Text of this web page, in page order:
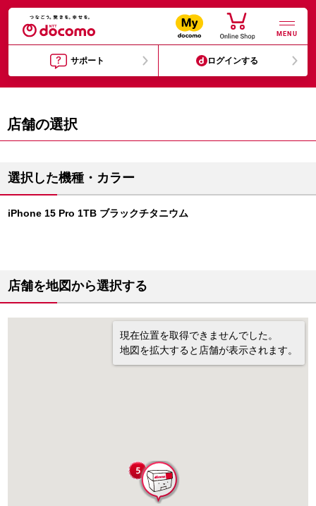
MENU
サポート ログインする
店舗の選択
選択した機種・カラー
iPhone 15 Pro 1TB ブラックチタニウム
店舗を地図から選択する
現在位置を取得できませんでした。
地図を拡大すると店舗が表示されます。